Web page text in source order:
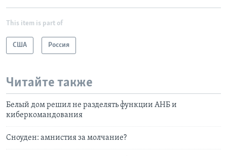
This item is part of
США Россия
Читайте также
Белый дом решил не разделять функции АНБ и
киберкомандования
Сноуден: амнистия за молчание?